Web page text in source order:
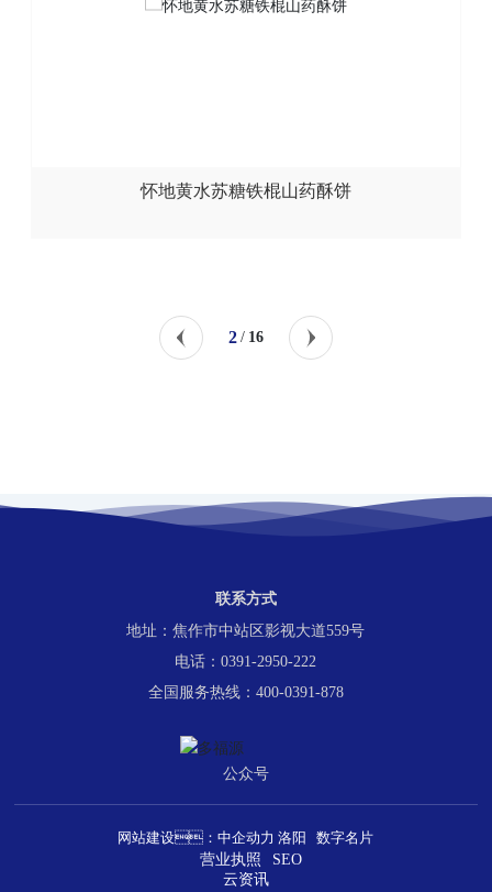
怀地黄水苏糖铁棍山药酥饼
2 / 16
联系方式
地址：焦作市中站区影视大道559号
电话：0391-2950-222
全国服务热线：400-0391-878
公众号
网站建设：中企动力 洛阳
数字名片
营业执照
SEO
云资讯